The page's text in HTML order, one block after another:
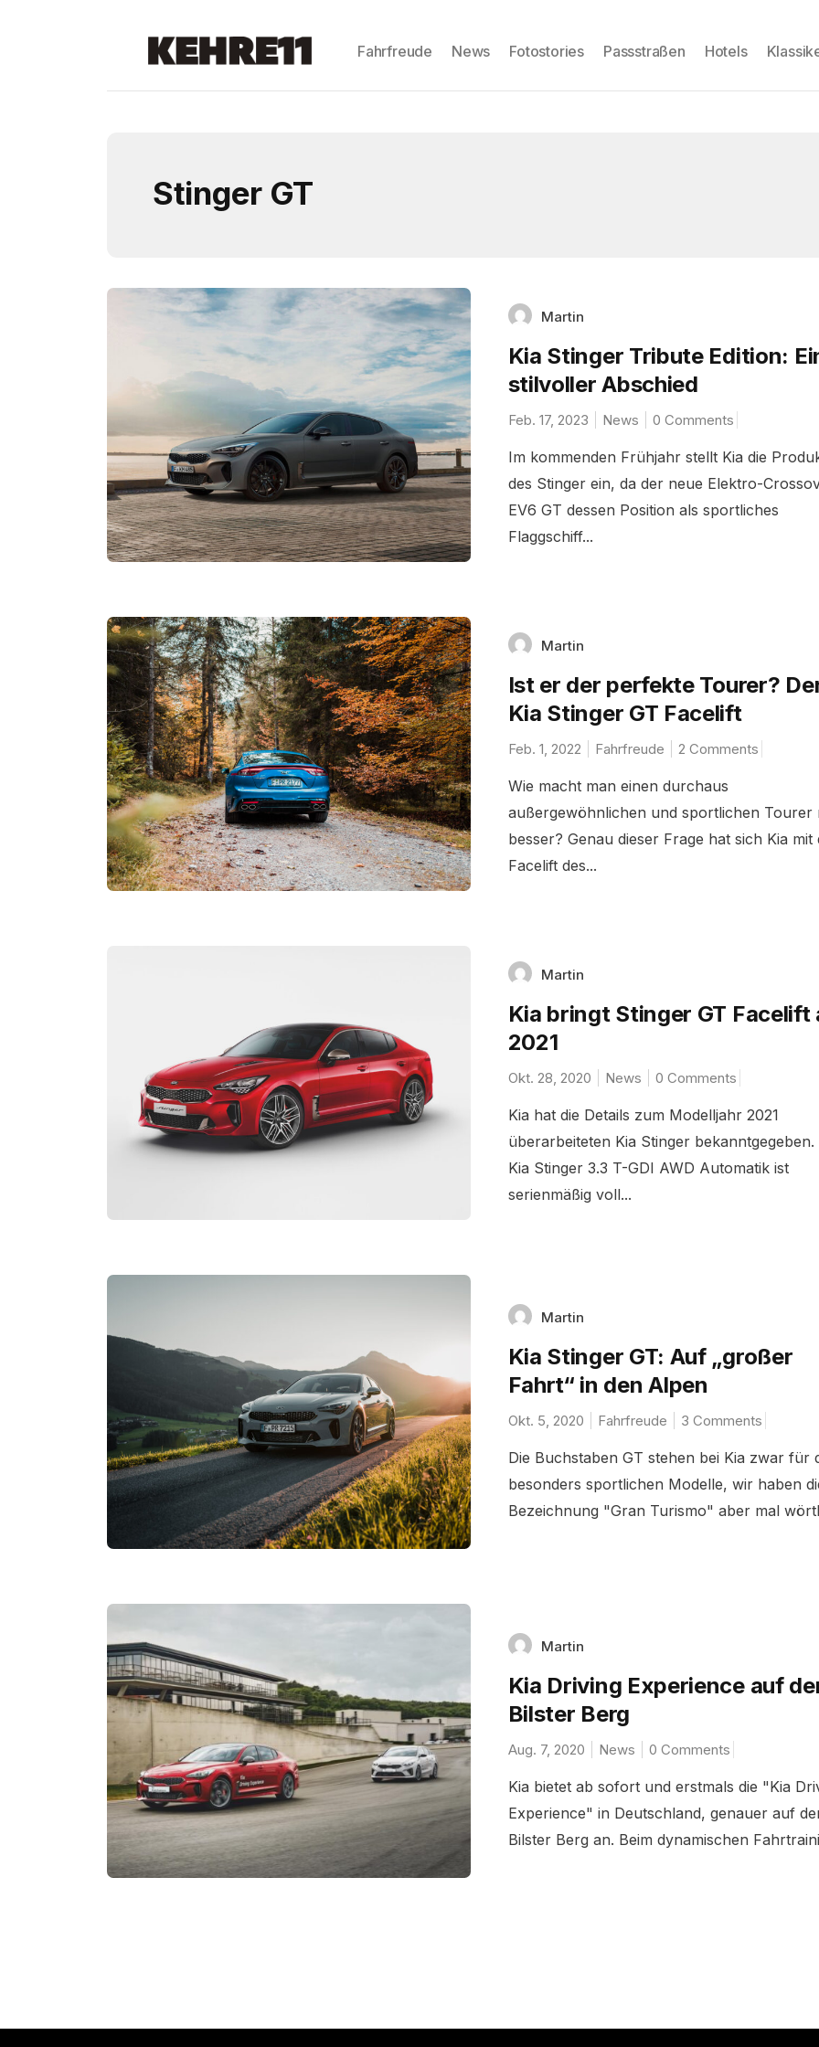
Fahrfreude News Fotostories Passstraßen Hotels
Stinger GT
Martin
Kia Stinger Tribute Edition:
stilvoller Abschied
Feb. 17, 2023 News 0 Comments
Im kommenden Frühjahr stellt Kia die
des Stinger ein, da der neue Elektro-
EV6 GT dessen Position als sportliches
Flaggschiff...
Martin
Ist er der perfekte Tourer?
Kia Stinger GT Facelift
Feb. 1, 2022 Fahrfreude 2 Comments
Wie macht man einen durchaus
außergewöhnlichen und sportlichen Tourer
besser? Genau dieser Frage hat sich Kia mit
Facelift des...
Martin
Kia bringt Stinger GT Facelift
2021
Okt. 28, 2020 News 0 Comments
Kia hat die Details zum Modelljahr 2021
überarbeiteten Kia Stinger bekanntgegeben.
Kia Stinger 3.3 T-GDI AWD Automatik ist
serienmäßig voll...
Martin
Kia Stinger GT: Auf „großer
Fahrt“ in den Alpen
Okt. 5, 2020 Fahrfreude 3 Comments
Die Buchstaben GT stehen bei Kia zwar für
besonders sportlichen Modelle, wir haben
Bezeichnung "Gran Turismo" aber mal
Martin
Kia Driving Experience auf
Bilster Berg
Aug. 7, 2020 News 0 Comments
Kia bietet ab sofort und erstmals die "Kia
Experience" in Deutschland, genauer auf
Bilster Berg an. Beim dynamischen